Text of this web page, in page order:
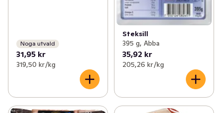
Noga utvald
31,95 kr
319,50 kr /kg
Steksill
395 g, Abba
35,92 kr
205,26 kr /kg